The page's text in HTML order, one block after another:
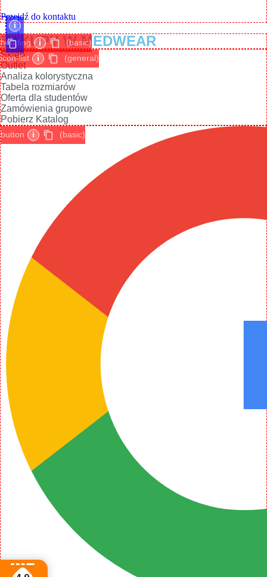
Przejdź do kontaktu
ZAKUPY W MEDWEAR
heading i (basic)
Sklep
Outlet
Analiza kolorystyczna
Tabela rozmiarów
Oferta dla studentów
Zamówienia grupowe
Pobierz Katalog
icon-list i (general)
button i (basic)
i